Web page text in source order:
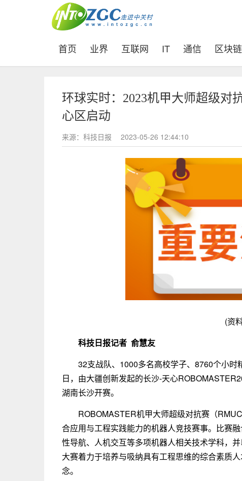
首页 (current)
业界 互联网 IT 通信 区块链
环球实时：2023机甲大师超级对
心区启动
来源：科技日报 2023-05-26 12:44:10
(资
科技日报记者 俞慧友
32支战队、1000多名高校学子、8760个小
日，由大疆创新发起的长沙-天心
湖南长沙开赛。
ROBOMASTER机甲大师超级对抗赛（
合应用与工程实践能力的机器人竞技赛事。比赛
性导航、人机交互等多项机器人相关技术学科，
大赛着力于培养与吸纳具有工程思维的综合素质
念。